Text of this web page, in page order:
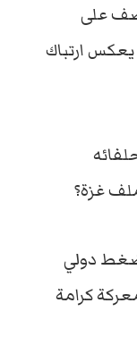
على
يعكسارتباك
غزة؟
دولي
كرامة